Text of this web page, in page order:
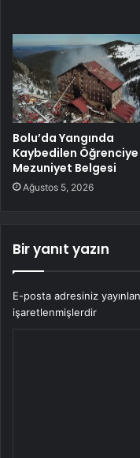
Bolu’da Yangında
Kaybedilen Öğrenciye
Mezuniyet Belgesi
Ağustos 5, 2026
Bir yanıt yazın
E-posta adresiniz
işaretlenmişlerdir